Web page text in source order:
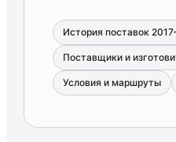
История поставок
Поставщики и
Условия и маршруты